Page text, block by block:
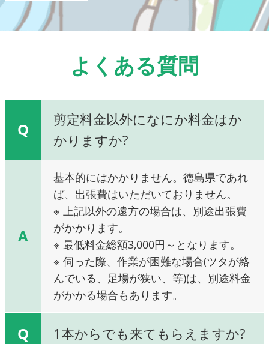
よくある質問
Q
剪定料金以外になにか料金はか
かりますか?
A
基本的にはかかりません。徳島県であれ
ば、出張費はいただいておりません。
※ 上記以外の遠方の場合は、別途出張費
がかかります。
※ 最低料金総額3,000円～となります。
※ 伺った際、作業が困難な場合(ツタが絡
んでいる、足場が狭い、等)は、別途料金
がかかる場合もあります。
Q 1本からでも来てもらえますか?